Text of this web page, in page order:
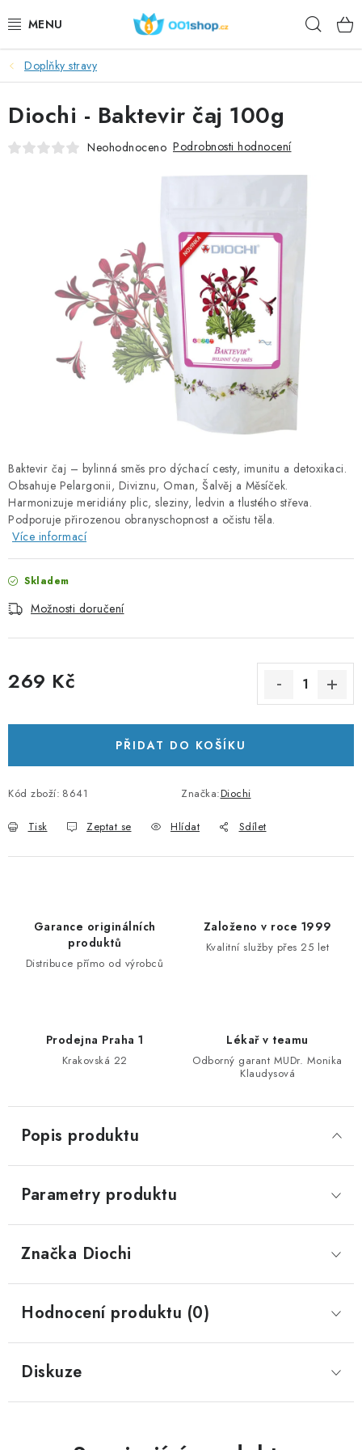
na
DOPLŇKY STRAVY
KOSMETIKA
SPORT
PORADNA
Podmínky ochrany osobních údajů
Kontakty
Natural Health Store
Slovník pojmů
Mapa serveru
Moje objednávka
Doplňky stravy
Baktevir čaj – bylinná směs pro dýchací cesty, imunitu a detoxikaci.
Obsahuje Pelargonii, Diviznu, Oman, Šalvěj a Měsíček.
Harmonizuje meridiány plic, sleziny, ledvin a tlustého střeva.
Podporuje přirozenou obranyschopnost a očistu těla.
Více informací
Skladem
Možnosti doručení
269 Kč
PŘIDAT DO KOŠÍKU
Kód zboží: 8641 Značka:Diochi
Tisk Zeptat se Hlídat Sdílet
Diochi - Baktevir čaj 100g
Neohodnoceno Podrobnosti hodnocení
Garance originálních
produktů
Distribuce přímo od výrobců
Založeno v roce 1999
Kvalitní služby přes 25 let
Prodejna Praha 1
Krakovská 22
Lékař v teamu
Odborný garant MUDr. Monika
Klaudysová
Popis produktu
Parametry produktu
Značka Diochi
Hodnocení produktu (0)
Diskuze